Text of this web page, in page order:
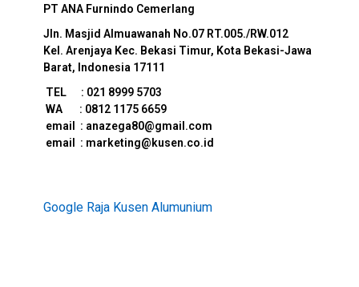
PT ANA Furnindo Cemerlang
Jln. Masjid Almuawanah No.07 RT.005./RW.012
Kel. Arenjaya Kec. Bekasi Timur, Kota Bekasi-Jawa
Barat, Indonesia 17111
TEL : 021 8999 5703
WA : 0812 1175 6659
email : anazega80@gmail.com
email : marketing@kusen.co.id
Google Raja Kusen Alumunium